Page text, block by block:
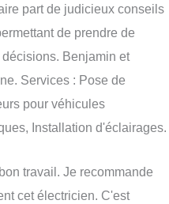
part de judicieux conseils
de prendre de
décisions. Benjamin et
Services : Pose de
pour véhicules
Installation d'éclairages.
travail. Je recommande
cet électricien. C'est